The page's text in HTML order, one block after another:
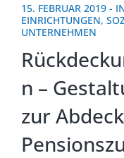
15. FEBRUAR 2019 -
EINRICHTUNGEN,
UNTERNEHMEN
n –
zur